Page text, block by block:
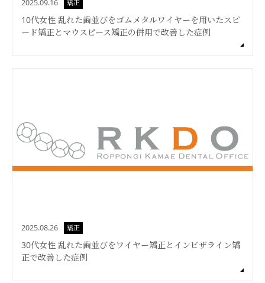
2025.09.16 矯正
10代女性 乱れた歯並びをゴムメタルワイヤーを用いたスピ
ード矯正とマウスピース矯正の併用で改善した症例
2025.08.26 矯正
30代女性 乱れた歯並びをワイヤー矯正とインビザライン矯
正で改善した症例